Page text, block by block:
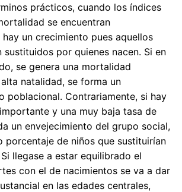
prácticos, cuando los índices
se encuentran
un crecimiento pues aquellos
sustituidos por quienes nacen. Si en
se genera una mortalidad
natalidad, se forma un
poblacional. Contrariamente, si hay
y una muy baja tasa de
un envejecimiento del grupo social,
porcentaje de niños que sustituirían
llegase a estar equilibrado el
con el de nacimientos se va a dar
en las edades centrales,